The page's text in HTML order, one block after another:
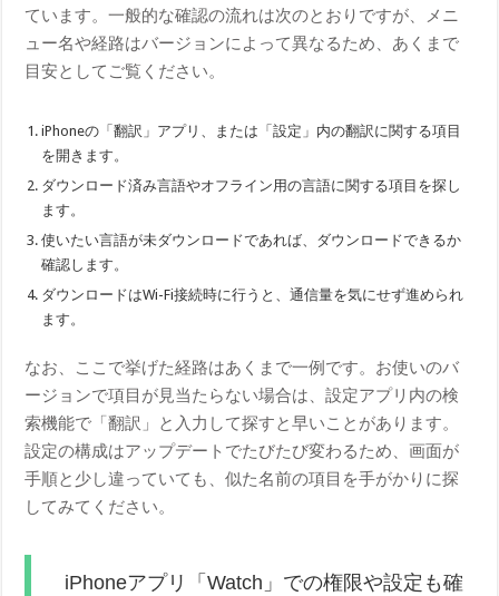
ています。一般的な確認の流れは次のとおりですが、メニ
ュー名や経路はバージョンによって異なるため、あくまで
目安としてご覧ください。
iPhoneの「翻訳」アプリ、または「設定」内の翻訳に関する項目
を開きます。
ダウンロード済み言語やオフライン用の言語に関する項目を探し
ます。
使いたい言語が未ダウンロードであれば、ダウンロードできるか
確認します。
ダウンロードはWi-Fi接続時に行うと、通信量を気にせず進められ
ます。
なお、ここで挙げた経路はあくまで一例です。お使いのバ
ージョンで項目が見当たらない場合は、設定アプリ内の検
索機能で「翻訳」と入力して探すと早いことがあります。
設定の構成はアップデートでたびたび変わるため、画面が
手順と少し違っていても、似た名前の項目を手がかりに探
してみてください。
iPhoneアプリ「Watch」での権限や設定も確